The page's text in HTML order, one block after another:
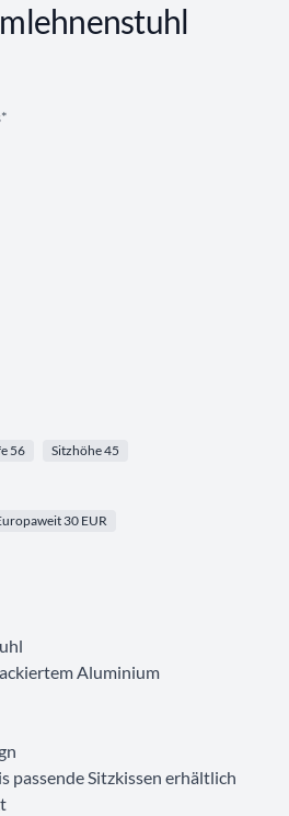
56 Sitzhöhe 45
30 EUR
Aluminium
passende Sitzkissen erhältlich